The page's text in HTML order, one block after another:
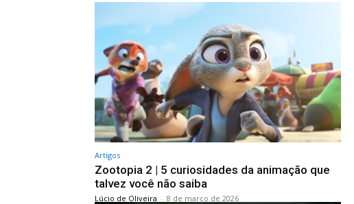
Artigos
Zootopia 2 | 5 curiosidades da animação que
talvez você não saiba
Lúcio de Oliveira - 8 de março de 2026